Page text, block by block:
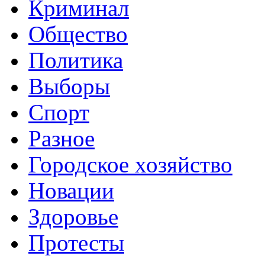
Криминал
Общество
Политика
Выборы
Спорт
Разное
Городское хозяйство
Новации
Здоровье
Протесты